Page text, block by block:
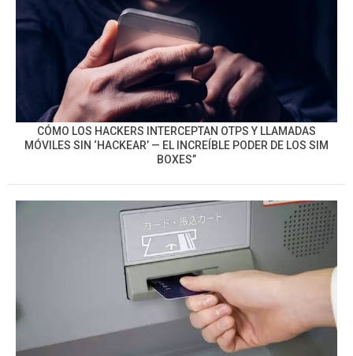
CÓMO LOS HACKERS INTERCEPTAN OTPS Y LLAMADAS
MÓVILES SIN ‘HACKEAR’ — EL INCREÍBLE PODER DE LOS SIM
BOXES”